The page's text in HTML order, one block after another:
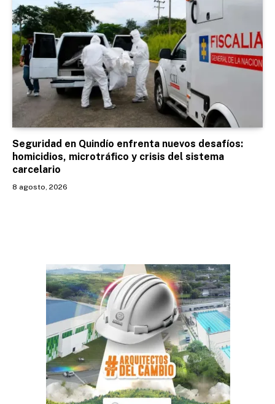
Seguridad en Quindío enfrenta nuevos desafíos:
homicidios, microtráfico y crisis del sistema
carcelario
8 agosto, 2026